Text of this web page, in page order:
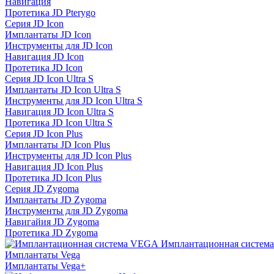
Протетика JD Pterygo
Серия JD Icon
Имплантаты JD Icon
Инструменты для JD Icon
Навигация JD Icon
Протетика JD Icon
Серия JD Icon Ultra S
Имплантаты JD Icon Ultra S
Инструменты для JD Icon Ultra S
Навигация JD Icon Ultra S
Протетика JD Icon Ultra S
Серия JD Icon Plus
Имплантаты JD Icon Plus
Инструменты для JD Icon Plus
Навигация JD Icon Plus
Протетика JD Icon Plus
Серия JD Zygoma
Имплантаты JD Zygoma
Инструменты для JD Zygoma
Навигайия JD Zygoma
Протетика JD Zygoma
Имплантационная
Имплантаты Vega
Имплантаты Vega+